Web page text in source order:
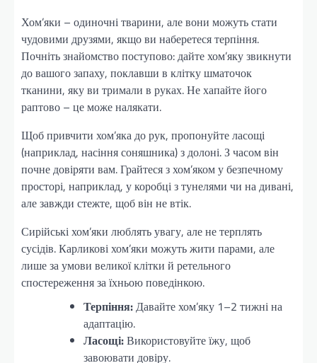
Хом’яки – одиночні тварини, але вони можуть стати
чудовими друзями, якщо ви наберетеся терпіння.
Почніть знайомство поступово: дайте хом’яку звикнути
до вашого запаху, поклавши в клітку шматочок
тканини, яку ви тримали в руках. Не хапайте його
раптово – це може налякати.
Щоб привчити хом’яка до рук, пропонуйте ласощі
(наприклад, насіння соняшника) з долоні. З часом він
почне довіряти вам. Грайтеся з хом’яком у безпечному
просторі, наприклад, у коробці з тунелями чи на дивані,
але завжди стежте, щоб він не втік.
Сирійські хом’яки люблять увагу, але не терплять
сусідів. Карликові хом’яки можуть жити парами, але
лише за умови великої клітки й ретельного
спостереження за їхньою поведінкою.
Терпіння:Давайте хом’яку 1–2 тижні на
адаптацію.
Ласощі:Використовуйте їжу, щоб
завоювати довіру.